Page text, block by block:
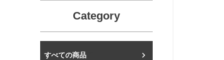
Category
村の鍛冶屋本店